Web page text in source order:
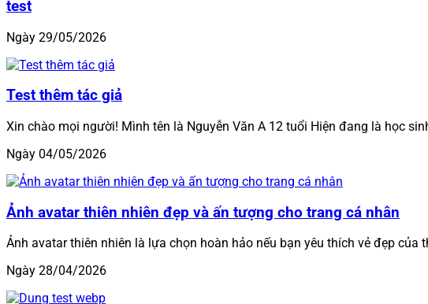
test
Ngày 29/05/2026
Test thêm tác giả
Xin chào mọi người! Mình tên là Nguyễn Văn A 12 tuổi Hiện đang là học
Ngày 04/05/2026
Ảnh avatar thiên nhiên đẹp và ấn tượng cho trang cá nhân
Ảnh avatar thiên nhiên là lựa chọn hoàn hảo nếu bạn yêu thích vẻ đẹp của
Ngày 28/04/2026